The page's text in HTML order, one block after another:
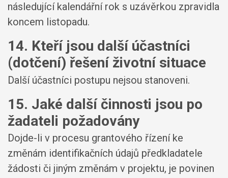
následující kalendářní rok s uzávěrkou zpravidla
koncem listopadu.
14. Kteří jsou další účastníci
(dotčení) řešení životní situace
Další účastníci postupu nejsou stanoveni.
15. Jaké další činnosti jsou po
žadateli požadovány
Dojde-li v procesu grantového řízení ke
změnám identifikačních údajů předkladatele
žádosti či jiným změnám v projektu, je povinen